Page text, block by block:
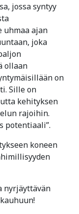
jossa syntyy
uhmaa ajan
joka
ollaan
on
Sille on
kehityksen
rajoihin.
potentiaali”.
koneen
nyrjäyttävän